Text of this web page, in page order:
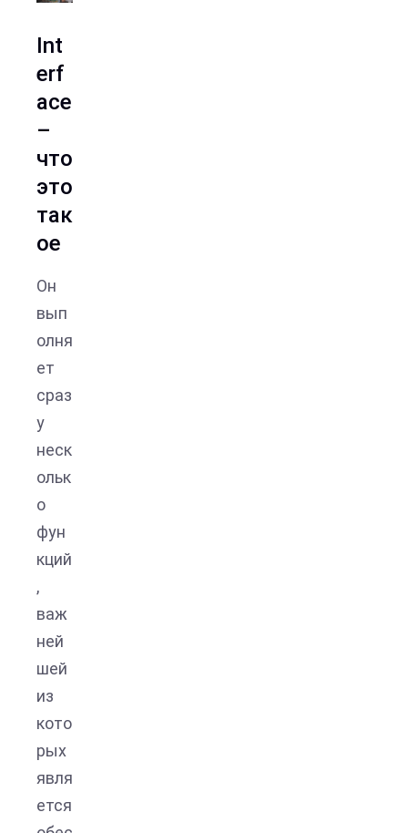
Int
erf
ace
–
что
это
так
ое
Он
вып
олня
ет
сраз
у
неск
ольк
о
фун
кций
,
важ
ней
шей
из
кото
рых
явля
ется